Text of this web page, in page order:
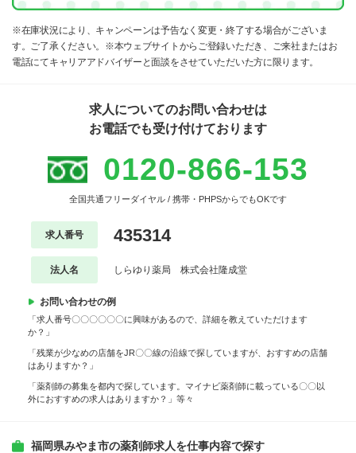
※在庫状況により、キャンペーンは予告なく変更・終了する場合がございま
す。ご了承ください。※本ウェブサイトからご登録いただき、ご来社またはお
電話にてキャリアアドバイザーと面談をさせていただいた方に限ります。
求人についてのお問い合わせは
お電話でも受け付けております
0120-866-153
全国共通フリーダイヤル / 携帯・PHPSからでもOKです
求人番号 435314
法人名 しらゆり薬局 株式会社隆成堂
お問い合わせの例
「求人番号〇〇〇〇〇〇に興味があるので、詳細を教えていただけます
か？」
「残業が少なめの店舗をJR〇〇線の沿線で探していますが、おすすめの店舗
はありますか？」
「薬剤師の募集を都内で探しています。マイナビ薬剤師に載っている〇〇以
外におすすめの求人はありますか？」等々
福岡県みやま市の薬剤師求人を仕事内容で探す